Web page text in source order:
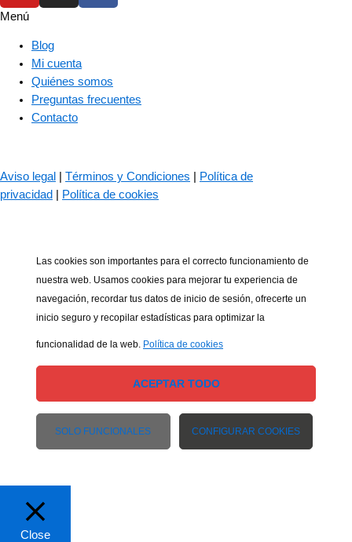
Menú
Blog
Mi cuenta
Quiénes somos
Preguntas frecuentes
Contacto
Aviso legal Términos y Condiciones
Política de
privacidad
Política de cookies
Las cookies son importantes para el correcto funcionamiento de
nuestra web. Usamos cookies para mejorar tu experiencia de
navegación, recordar tus datos de inicio de sesión, ofrecerte un
inicio seguro y recopilar estadísticas para optimizar la
funcionalidad de la web. Política de cookies
ACEPTAR TODO
SOLO FUNCIONALES CONFIGURAR COOKIES
Close